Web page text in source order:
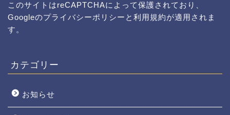
このサイトはreCAPTCHAによって保護されており、
Googleのプライバシーポリシー と 利用規約が適用されま
す。
カテゴリー
お知らせ